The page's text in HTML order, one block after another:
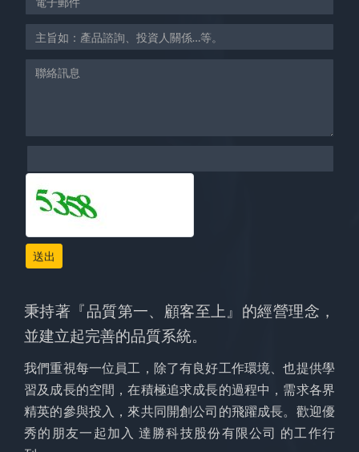
送出
秉持著『品質第一、顧客至上』的經營理念，
並建立起完善的品質系統。
我們重視每一位員工，除了有良好工作環境、也提供學
習及成長的空間，在積極追求成長的過程中，需求各界
精英的參與投入，來共同開創公司的飛躍成長。歡迎優
秀的朋友一起加入 達勝科技股份有限公司 的工作行